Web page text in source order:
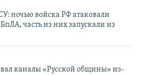
ночью войска РФ атаковали
часть из них запускали из
каналы «Русской общины» из-